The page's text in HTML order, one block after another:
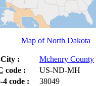
Map of North Dakota
:
Mchenry County
code :
US-ND-MH
4 code :
38049